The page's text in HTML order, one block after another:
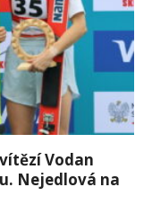
Vodan
Nejedlová na